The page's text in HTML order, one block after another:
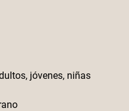
jóvenes, niñas